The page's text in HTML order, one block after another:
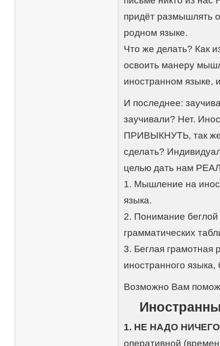
придёт размышлять
родном языке.
Что же делать? Как
освоить манеру
иностранном языке,
И последнее:
заучивали? Нет.
ПРИВЫКНУТЬ, так же,
сделать?
целью дать нам
1. Мышление на
языка.
2. Понимание
грамматических
3. Беглая грамотная
иностранного
Возможно Вам
1. НЕ НАДО
оперативной